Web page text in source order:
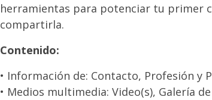
herramientas para potenciar tu primer
compartirla.
Contenido:
• Información de: Contacto, Profesión y
• Medios multimedia: Video(s), Galería